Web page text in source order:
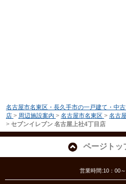
名古屋市名東区・長久手市の一戸建て・中
店 > 周辺施設案内 > 名古屋市名東区 > 名古
> セブンイレブン 名古屋上社4丁目店
ページトッ
営業時間:10：00